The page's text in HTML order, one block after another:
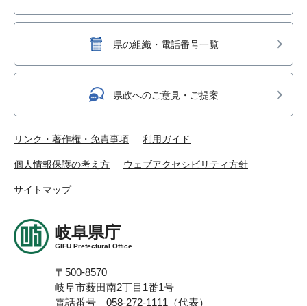
県の組織・電話番号一覧
県政へのご意見・ご提案
リンク・著作権・免責事項 利用ガイド
個人情報保護の考え方 ウェブアクセシビリティ方針
サイトマップ
岐阜県庁
GIFU Prefectural Office
〒500-8570
岐阜市薮田南2丁目1番1号
電話番号 058-272-1111（代表）